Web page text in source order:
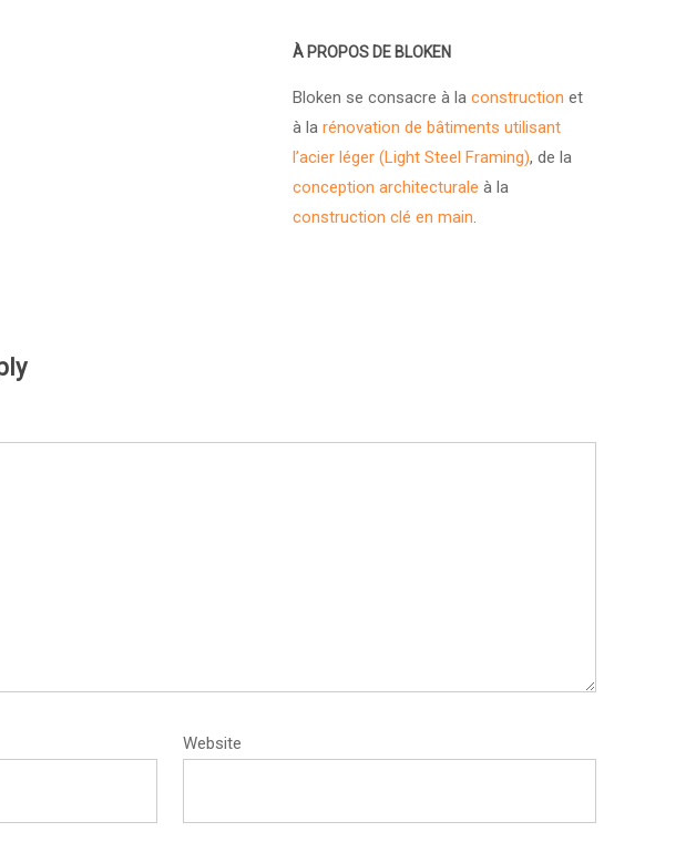
À PROPOS DE BLOKEN
Bloken se consacre à laconstruction et
à larénovation de bâtiments utilisant
l’acier léger (Light Steel Framing), de la
conception architecturale à la
construction clé en main.
Website